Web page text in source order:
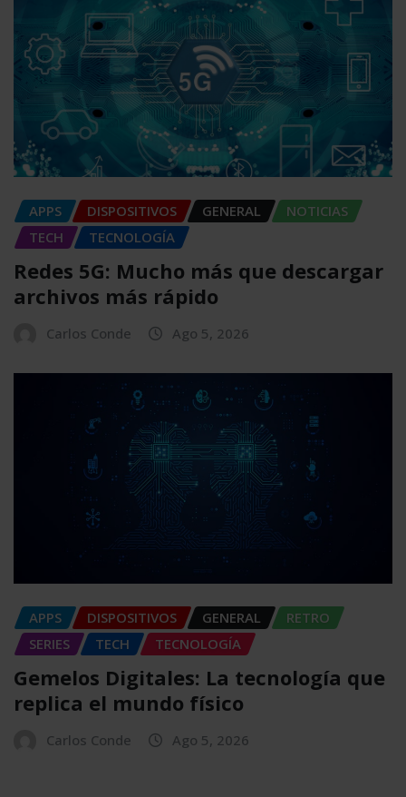
APPS DISPOSITIVOS GENERAL
NOTICIAS
TECH
TECNOLOGÍA
Redes 5G: Mucho más que descargar
archivos más rápido
Carlos Conde Ago 5, 2026
APPS DISPOSITIVOS GENERAL
RETRO
SERIES
TECH TECNOLOGÍA
Gemelos Digitales: La tecnología que
replica el mundo físico
Carlos Conde Ago 5, 2026